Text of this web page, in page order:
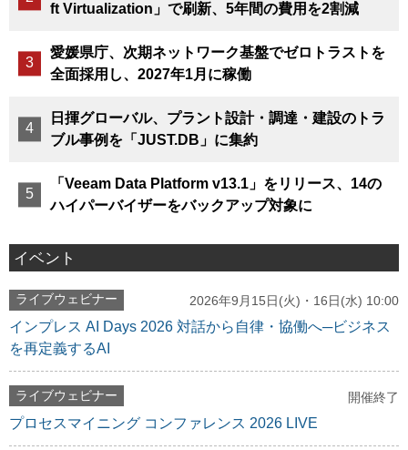
ft Virtualization」で刷新、5年間の費用を2割減
愛媛県庁、次期ネットワーク基盤でゼロトラストを
全面採用し、2027年1月に稼働
日揮グローバル、プラント設計・調達・建設のトラ
ブル事例を「JUST.DB」に集約
「Veeam Data Platform v13.1」をリリース、14の
ハイパーバイザーをバックアップ対象に
イベント
ライブウェビナー 2026年9月15日(火)・16日(水) 10:00
インプレス AI Days 2026 対話から自律・協働へ─ビジネス
を再定義するAI
ライブウェビナー 開催終了
プロセスマイニング コンファレンス 2026 LIVE